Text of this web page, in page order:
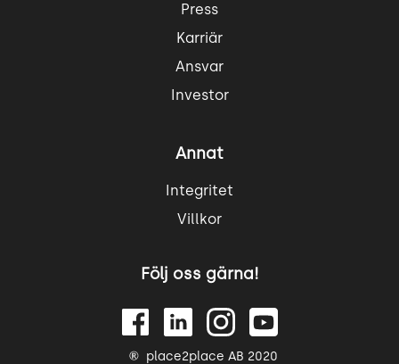
Press
Karriär
Ansvar
Investor
Annat
Integritet
Villkor
Följ oss gärna!
place2place AB 2020